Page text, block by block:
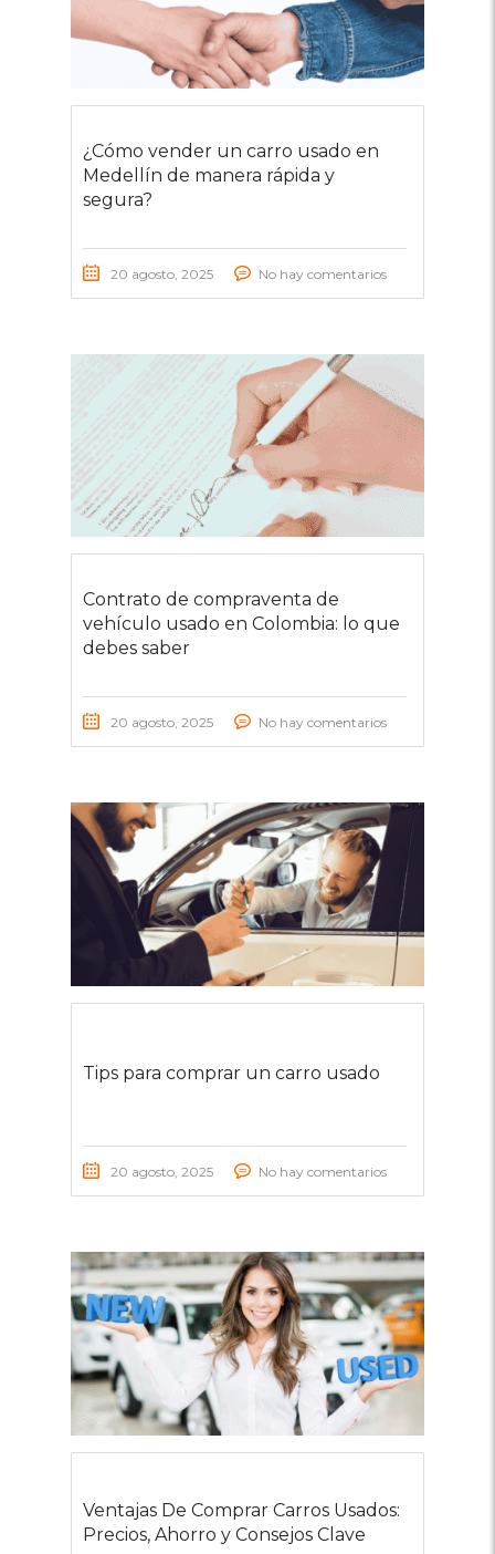
¿Cómo vender un carro usado en
Medellín de manera rápida y
segura?
20 agosto, 2025 No hay comentarios
Contrato de compraventa de
vehículo usado en Colombia: lo que
debes saber
20 agosto, 2025 No hay comentarios
Tips para comprar un carro usado
20 agosto, 2025 No hay comentarios
Ventajas De Comprar Carros Usados:
Precios, Ahorro y Consejos Clave